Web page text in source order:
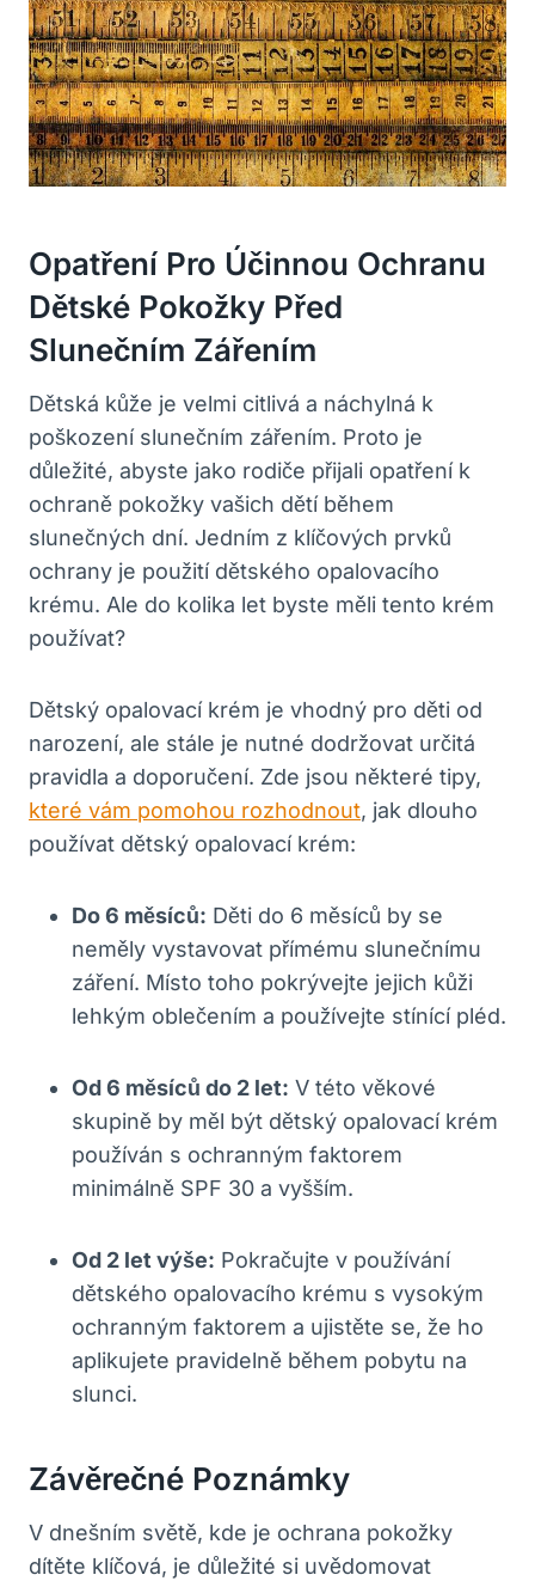
Opatření Pro Účinnou Ochranu
Dětské Pokožky Před
Slunečním Zářením
Dětská kůže je velmi citlivá a náchylná k
poškození slunečním zářením. Proto je
důležité, abyste jako rodiče přijali opatření k
ochraně pokožky vašich dětí během
slunečných dní. Jedním z klíčových prvků
ochrany je použití dětského opalovacího
krému. Ale do kolika let byste měli tento krém
používat?
Dětský opalovací krém je vhodný pro děti od
narození, ale stále je nutné dodržovat určitá
pravidla a doporučení. Zde jsou některé tipy,
které vám pomohou rozhodnout, jak dlouho
používat dětský opalovací krém:
Do 6 měsíců: Děti do 6 měsíců by se
neměly vystavovat přímému slunečnímu
záření. Místo toho pokrývejte jejich kůži
lehkým oblečením a používejte stínící pléd.
Od 6 měsíců do 2 let: V této věkové
skupině by měl být dětský opalovací krém
používán s ochranným faktorem
minimálně SPF 30 a vyšším.
Od 2 let výše: Pokračujte v používání
dětského opalovacího krému s vysokým
ochranným faktorem a ujistěte se, že ho
aplikujete pravidelně během pobytu na
slunci.
Závěrečné Poznámky
V dnešním světě, kde je ochrana pokožky
dítěte klíčová, je důležité si uvědomovat